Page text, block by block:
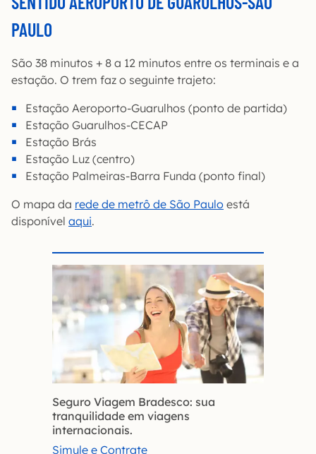
PAULO
São 38 minutos + 8 a 12 minutos entre os terminais e a
estação. O trem faz o seguinte trajeto:
Estação Aeroporto-Guarulhos (ponto de partida)
Estação Guarulhos-CECAP
Estação Brás
Estação Luz (centro)
Estação Palmeiras-Barra Funda (ponto final)
O mapa da rede de metrô de São Paulo está
disponível aqui.
Seguro Viagem Bradesco: sua
tranquilidade em viagens
internacionais.
Simule e Contrate